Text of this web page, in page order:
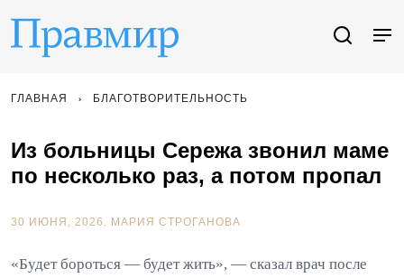
ГЛАВНАЯ БЛАГОТВОРИТЕЛЬНОСТЬ
Из больницы Сережа звонил маме
по несколько раз, а потом пропал
30 ИЮНЯ, 2026. МАРИЯ СТРОГАНОВА
«Будет бороться — будет жить», — сказал врач после